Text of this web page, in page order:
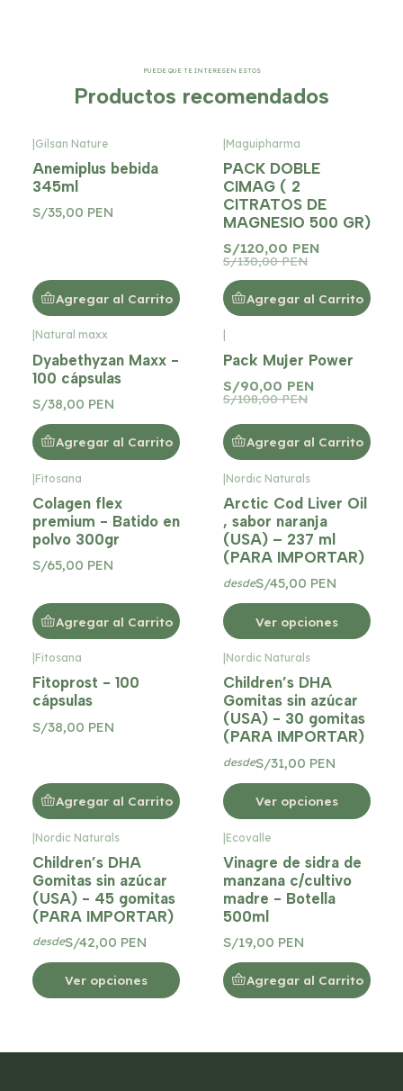
PUEDE QUE TE INTERESEN ESTOS
Productos recomendados
Gilsan Nature
Anemiplus bebida
345ml
S/35,00 PEN
Agregar al Carrito
Maguipharma
PACK DOBLE
CIMAG ( 2
CITRATOS DE
MAGNESIO 500 GR)
S/120,00 PEN
S/130,00 PEN
Agregar al Carrito
Natural maxx
Dyabethyzan Maxx -
100 cápsulas
S/38,00 PEN
Agregar al Carrito
Pack Mujer Power
S/90,00 PEN
S/108,00 PEN
Agregar al Carrito
Fitosana
Colagen flex
premium - Batido en
polvo 300gr
S/65,00 PEN
Agregar al Carrito
Nordic Naturals
Arctic Cod Liver Oil
, sabor naranja
(USA) – 237 ml
(PARA IMPORTAR)
desdeS/45,00 PEN
Ver opciones
Fitosana
Fitoprost - 100
cápsulas
S/38,00 PEN
Agregar al Carrito
Nordic Naturals
Children’s DHA
Gomitas sin azúcar
(USA) - 30 gomitas
(PARA IMPORTAR)
desdeS/31,00 PEN
Ver opciones
|Nordic Naturals
Children’s DHA
Gomitas sin azúcar
(USA) - 45 gomitas
(PARA IMPORTAR)
desdeS/42,00 PEN
Ver opciones
|Ecovalle
Vinagre de sidra de
manzana c/cultivo
madre - Botella
500ml
S/19,00 PEN
Agregar al Carrito